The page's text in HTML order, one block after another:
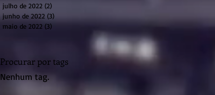
julho de 2022 (2)
junho de 2022 (3)
maio de 2022 (3)
Procurar por tags
Nenhum tag.